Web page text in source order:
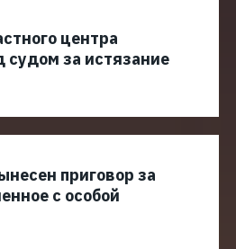
центра
судом за истязание
приговор за
с особой